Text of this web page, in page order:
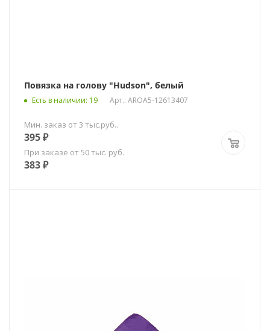
Повязка на голову "Hudson", белый
Есть в наличии: 19 Арт.: AROA5-12613407
Мин. заказ от 3 тыс.руб..
395₽
При заказе от 50 тыс. руб.
383₽